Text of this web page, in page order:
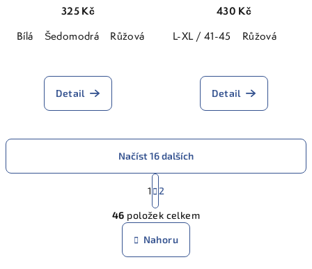
325 Kč
Bílá Šedomodrá Růžová
hodnocení
produktu
hvězdiček.
Detail
430 Kč
L-XL / 41-45 Růžová
hodnocení
produktu
Detail
O
v
l
á
Načíst 16 dalších
S
t
r
á
n
k
o
1 2
46 položek celkem
Nahoru